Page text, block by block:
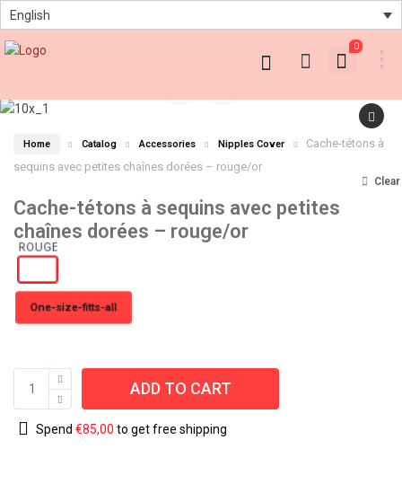
English
0
Home Catalog Accessories Nipples Cover
Cache-tétons à
sequins avec petites chaînes dorées – rouge/or
Cache-tétons à sequins avec petites
chaînes dorées – rouge/or
One-size-fitts-all
Clear
ADD TO CART
Spend €85,00 to get free shipping